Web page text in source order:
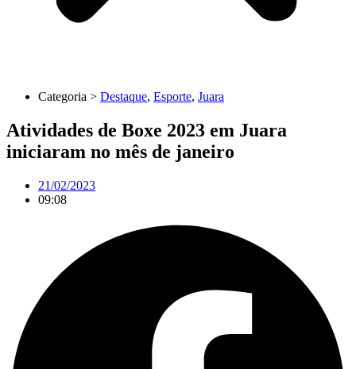
Categoria > Destaque, Esporte, Juara
Atividades de Boxe 2023 em Juara
iniciaram no mês de janeiro
21/02/2023
09:08